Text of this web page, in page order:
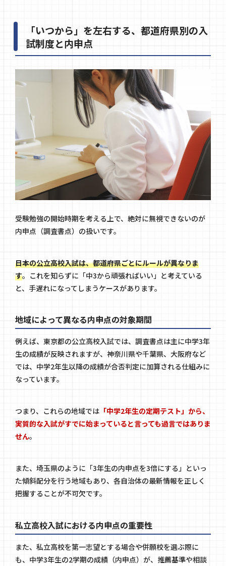
「いつから」を左右する、都道府県別の入
試制度と内申点
受験勉強の開始時期を考える上で、絶対に無視できないのが
内申点（調査書点）の扱いです。
日本の公立高校入試は、都道府県ごとにルールが異なりま
す。これを知らずに「中3から頑張ればいい」と考えている
と、手遅れになってしまうケースがあります。
地域によって異なる内申点の対象期間
例えば、東京都の公立高校入試では、調査書点は主に中学3年
生の成績が反映されますが、神奈川県や千葉県、大阪府など
では、中学2年生以降の成績が合否判定に加算される仕組みに
なっています。
つまり、これらの地域では 「中学2年生の定期テスト」から、
実質的な入試がすでに始まっていると言っても過言ではありま
せん。
また、埼玉県のように「3年生の内申点を3倍にする」といっ
た傾斜配分を行う地域もあり、各自治体の最新情報を正しく
把握することが不可欠です。
私立高校入試における内申点の重要性
また、私立高校を第一志望とする場合や併願校を選ぶ際に
も、中学3年生の2学期の成績（内申点）が、推薦基準や相談